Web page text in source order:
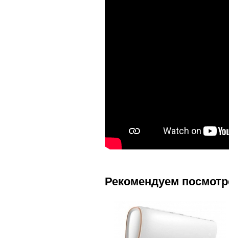
Рекомендуем